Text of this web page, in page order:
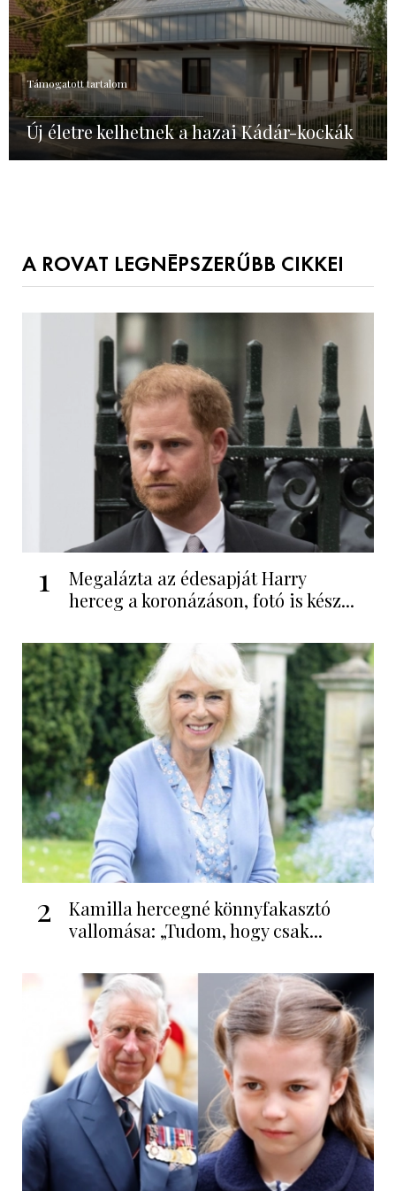
Támogatott tartalom
Új életre kelhetnek a hazai Kádár-kockák
A ROVAT LEGNÉPSZERŰBB CIKKEI
1
Megalázta az édesapját Harry
herceg a koronázáson, fotó is kész...
2
Kamilla hercegné könnyfakasztó
vallomása: „Tudom, hogy csak...